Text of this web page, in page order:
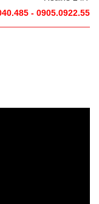
- 0905.0922.55